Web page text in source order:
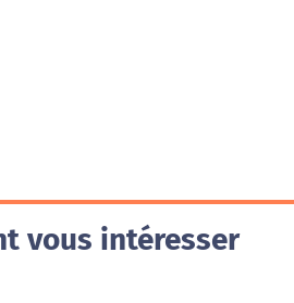
vous intéresser